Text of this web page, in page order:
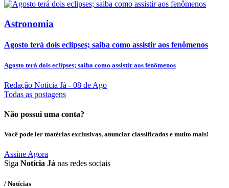
Astronomia
Agosto terá dois eclipses; saiba como assistir aos fenômenos
Agosto terá dois eclipses; saiba como assistir aos fenômenos
Redação Notícia Já - 08 de Ago
Todas as postagens
Não possui uma conta?
Você pode ler matérias exclusivas, anunciar classificados e muito mais!
Assine Agora
Siga Notícia Já nas redes sociais
/ Notícias